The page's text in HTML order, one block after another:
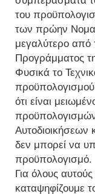
του
των πρώην
μεγαλύτερο από
Προγράμματος
Φυσικά το
προϋπολογισμού,
ότι είναι
Αυτοδιοικήσεων
δεν μπορεί να
προϋπολογισμό.
Για όλους
καταψηφίζουμε